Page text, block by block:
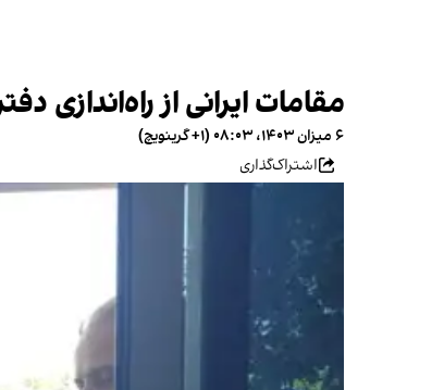
مقامات ایرانی از راه‌اندازی
۶ میزان ۱۴۰۳، ۰۸:۰۳ (‎+۱ گرینویچ)
اشتراک‌گذاری